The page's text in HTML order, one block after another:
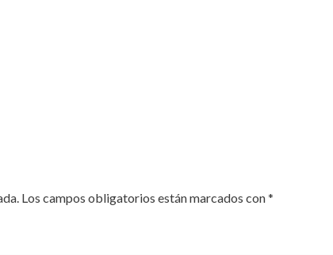
Los campos obligatorios están marcados con*